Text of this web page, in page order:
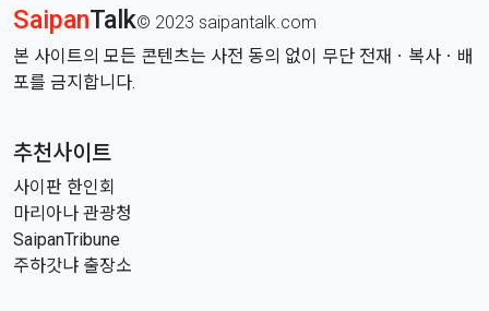
SaipanTalk© 2023 saipantalk.com
본 사이트의 모든 콘텐츠는 사전 동의 없이 무단 전재ㆍ복사ㆍ배
포를 금지합니다.
추천사이트
사이판 한인회
마리아나 관광청
SaipanTribune
주하갓냐 출장소